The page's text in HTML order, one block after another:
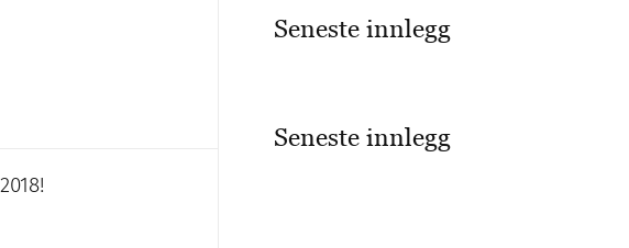
Seneste innlegg
Seneste innlegg